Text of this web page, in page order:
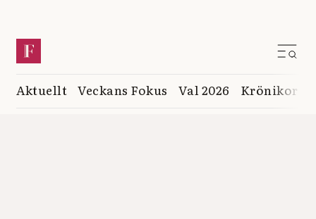
Aktuellt Veckans Fokus Val 2026 Krönikor